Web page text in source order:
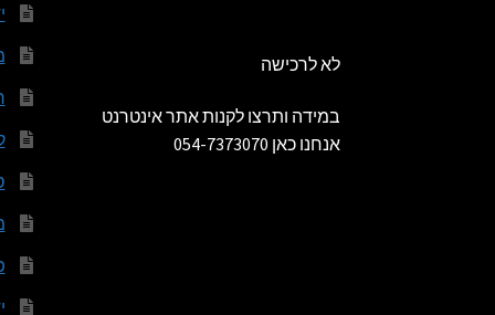
לא לרכישה
במידה ותרצו לקנות אתר אינטרנט
אנחנו כאן 054-7373070